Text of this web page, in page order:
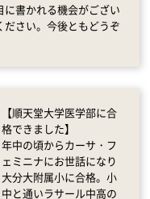
書かれる機会がござい
さい。今後ともどうぞ
【順天堂大学医学部に合
格できました】
年中の頃からカーサ・フ
ェミニナにお世話になり
大分大附属小に合格。小
中と通いラサール中高の